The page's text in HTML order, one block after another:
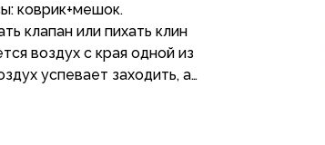
коврик+мешок.
клапан или пихать клин
воздух с края одной из
успевает заходить, а
не получается. Т.е.